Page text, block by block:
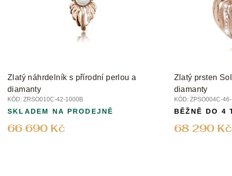
Zlatý náhrdelník s přírodní perlou a
diamanty
KÓD: ZRSO010C-42-1000B
66 690 Kč
SKLADEM NA PRODEJNĚ
Zlatý prsten
diamanty
KÓD: ZPSO004C-
68 290 Kč
BĚŽNĚ DO 4